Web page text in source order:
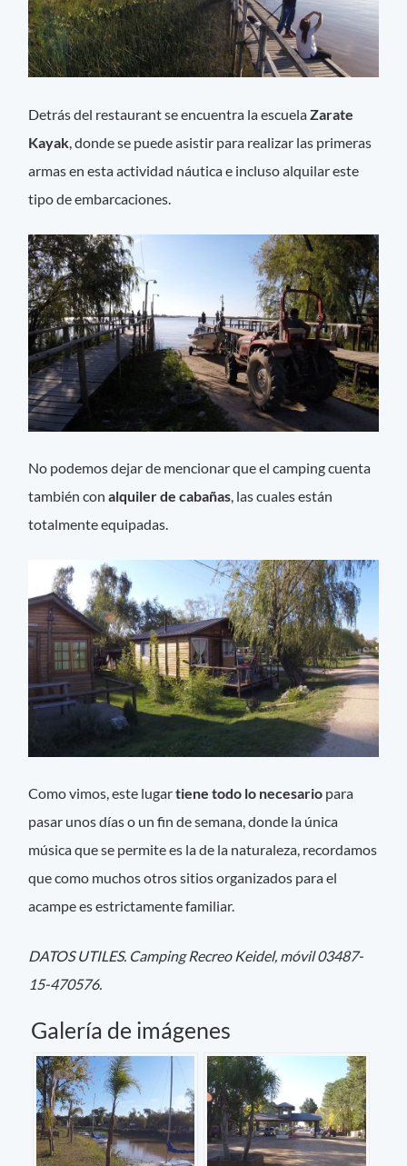
Detrás del restaurant se encuentra la escuelaZarate
Kayak , donde se puede asistir para realizar las primeras
armas en esta actividad náutica e incluso alquilar este
tipo de embarcaciones.
No podemos dejar de mencionar que el camping cuenta
también conalquiler de cabañas , las cuales están
totalmente equipadas.
Como vimos, este lugartiene todo lo necesario para
pasar unos días o un fin de semana, donde la única
música que se permite es la de la naturaleza, recordamos
que como muchos otros sitios organizados para el
acampe es estrictamente familiar.
DATOS UTILES. Camping Recreo Keidel, móvil 03487-
15-470576.
Galería de imágenes